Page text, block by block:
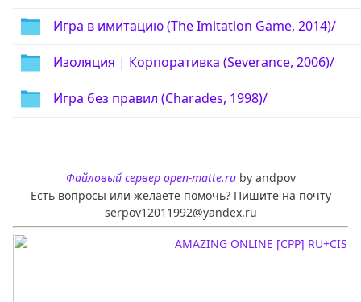
Игра в имитацию (The Imitation Game, 2014)/
Изоляция | Корпоративка (Severance, 2006)/
Игра без правил (Charades, 1998)/
Файловый сервер open-matte.ruby andpov
Есть вопросы или желаете помочь? Пишите на почту
serpov12011992@yandex.ru